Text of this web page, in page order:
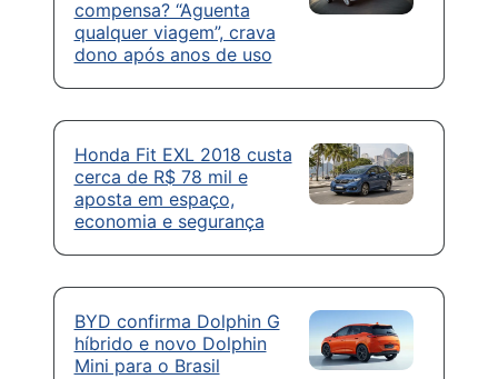
compensa? “Aguenta
qualquer viagem”, crava
dono após anos de uso
Honda Fit EXL 2018 custa
cerca de R$ 78 mil e
aposta em espaço,
economia e segurança
BYD confirma Dolphin G
híbrido e novo Dolphin
Mini para o Brasil